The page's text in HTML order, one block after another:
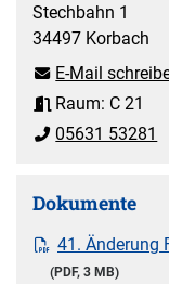
Stechbahn 1
34497 Korbach
E-Mail
Raum: C 21
05631 53281
Dokumente
41. Änderung
(PDF, 3 MB)